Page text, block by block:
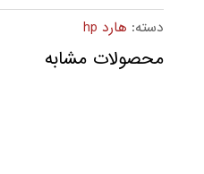
دسته: هارد hp
محصولات مشابه